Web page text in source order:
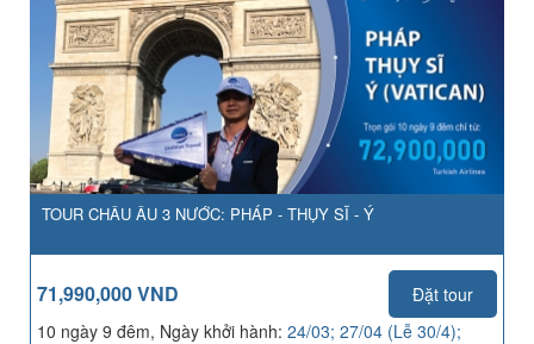
TOUR CHÂU ÂU 3 NƯỚC: PHÁP - THỤY SĨ - Ý
71,990,000 VND
Đặt tour
10 ngày 9 đêm, Ngày khởi hành: 24/03; 27/04 (Lễ 30/4);